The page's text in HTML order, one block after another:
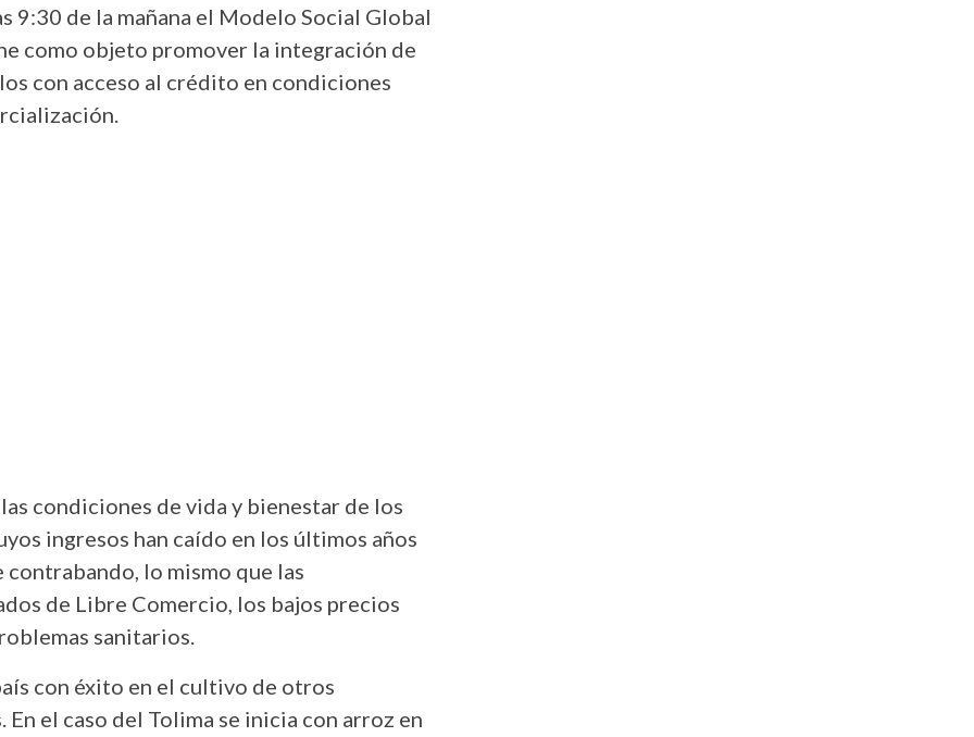
9:30 de la mañana el Modelo Social Global
como objeto promover la integración de
con acceso al crédito en condiciones
condiciones de vida y bienestar de los
ingresos han caído en los últimos años
lo mismo que las
de Libre Comercio, los bajos precios
sanitarios.
con éxito en el cultivo de otros
el caso del Tolima se inicia con arroz en